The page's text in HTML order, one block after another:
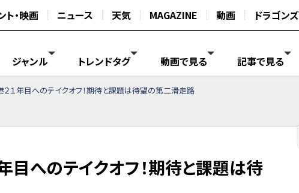
ト・映画 ニュース 天気 MAGAZINE 動画 ドラゴンズ
ジャンル トレンドタグ 動画で見る 記事で見る
２１年目へのテイクオフ！期待と課題は待望の第二滑走路
目へのテイクオフ！期待と課題は待